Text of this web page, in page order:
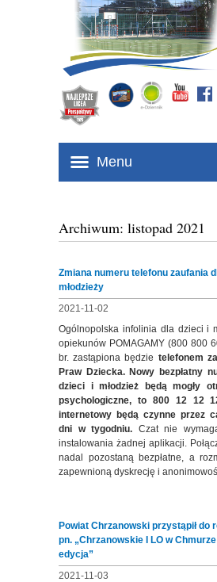
Menu
Archiwum: listopad 2021
Zmiana numeru telefonu zaufania
młodzieży
2021-11-02
Ogólnopolska infolinia dla dzieci i
opiekunów POMAGAMY (800 800
br. zastąpiona będzie telefonem
Praw Dziecka. Nowy bezpłatny
dzieci i młodzież będą mogły
psychologiczne, to 800 12 12
internetowy będą czynne przez
dni w tygodniu. Czat nie
instalowania żadnej aplikacji.
nadal pozostaną bezpłatne, a
zapewnioną dyskrecję i
Powiat Chrzanowski przystąpił do
pn. „Chrzanowskie I LO w
edycja”
2021-11-03